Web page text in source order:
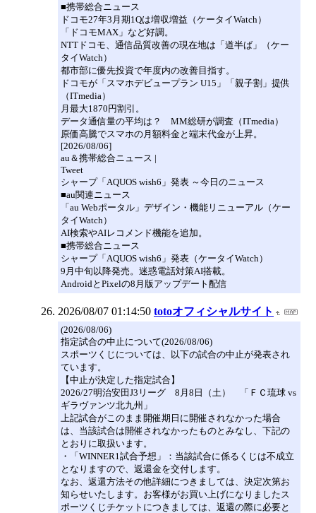
■携帯総合ニュース
ドコモ27年3月期1Qは増収増益（ケータイWatch）
「ドコモMAX」など好調。
NTTドコモ、通信品質改善の現在地は「道半ば」（ケー
タイWatch）
都市部に優先投資で年度内の改善目指す。
ドコモが「スマホデビュープラン U15」「親子割」提供
（ITmedia）
月最大1870円割引。
データ通信量の平均は？ MM総研が調査（ITmedia）
原価高騰でスマホの月額料金と端末代金が上昇。
[2026/08/06]
au＆携帯総合ニュース |
Tweet
シャープ「AQUOS wish6」発表 ～今日のニュース
■au関連ニュース
「au Webポータル」デザイン・機能リニューアル（ケー
タイWatch）
AI検索やAIレコメンド機能を追加。
■携帯総合ニュース
シャープ「AQUOS wish6」発表（ケータイWatch）
9月中旬以降発売。迷惑電話対策AI搭載。
AndroidとPixelの8月版アップデート配信
2026/08/07 01:14:50 totoオフィシャルサイト
(2026/08/06)
指定試合の中止について(2026/08/06)
スポーツくじについては、以下の試合の中止が発表され
ています。
【中止が決定した指定試合】
2026/27明治安田J3リーグ 8月8日（土） 「ＦＣ琉球 vs
ギラヴァンツ北九州」
上記試合がこのまま開催期日に開催されなかった場合
は、当該試合は開催されなかったものとみなし、下記の
とおりに取扱います。
・「WINNER1試合予想」：当該試合に係るくじは不成立
となりますので、返還金を交付します。
なお、返還方法その他詳細につきましては、決定次第お
知らせいたします。お客様がお買い上げになりましたス
ポーツくじチケットにつきましては、返還の際に必要と